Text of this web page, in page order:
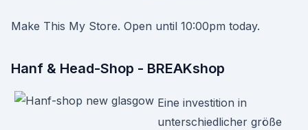
Make This My Store. Open until 10:00pm today.
Hanf & Head-Shop - BREAKshop
Eine investition in
unterschiedlicher größe